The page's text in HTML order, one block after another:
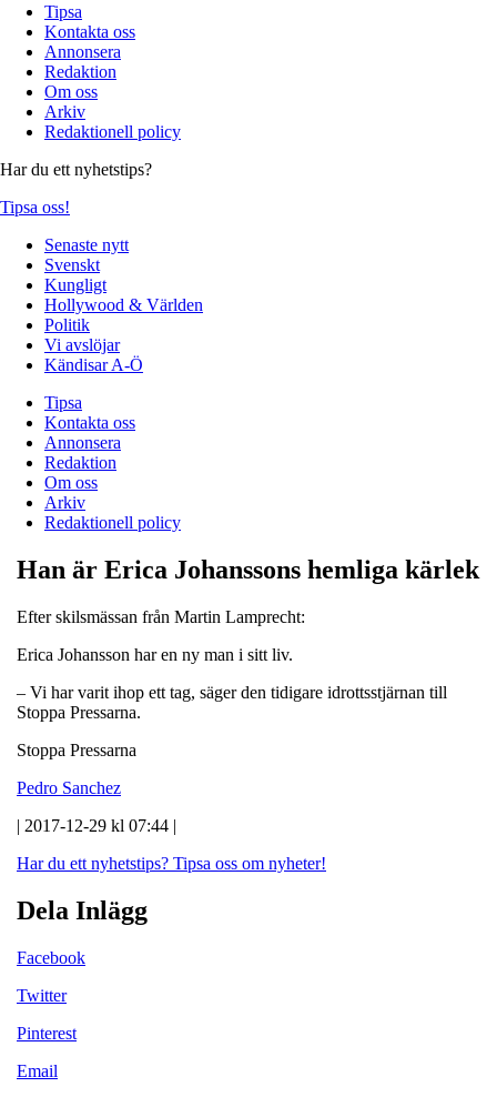
Tipsa
Kontakta oss
Annonsera
Redaktion
Om oss
Arkiv
Redaktionell policy
Har du ett nyhetstips?
Tipsa oss!
Senaste nytt
Svenskt
Kungligt
Hollywood & Världen
Politik
Vi avslöjar
Kändisar A-Ö
Tipsa
Kontakta oss
Annonsera
Redaktion
Om oss
Arkiv
Redaktionell policy
Han är Erica Johanssons hemliga kärlek
Efter skilsmässan från Martin Lamprecht:
Erica Johansson har en ny man i sitt liv.
– Vi har varit ihop ett tag, säger den tidigare idrottsstjärnan till
Stoppa Pressarna.
Stoppa Pressarna
Pedro Sanchez
| 2017-12-29 kl 07:44 |
Har du ett nyhetstips? Tipsa oss om nyheter!
Dela Inlägg
Facebook
Twitter
Pinterest
Email